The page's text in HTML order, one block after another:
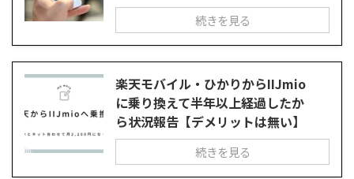
続きを見る
楽天モバイル・ひかりからIIJmio
に乗り換えて半年以上経過したか
ら状況報告【デメリットは無い】
続きを見る